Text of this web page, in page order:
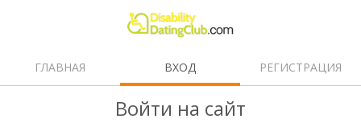
ГЛАВНАЯ ВХОД РЕГИСТРАЦИЯ
Войти на сайт